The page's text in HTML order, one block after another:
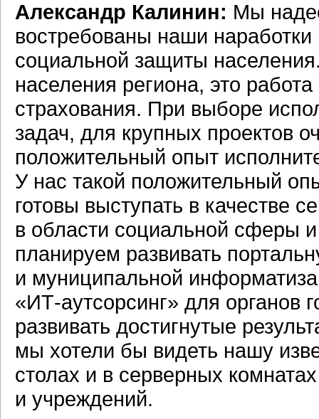
Александр Калинин: Мы
востребованы наши наработки
социальной защиты
населения региона, это
страхования. При выборе
задач, для крупных проектов
положительный опыт
У нас такой положительный
готовы выступать в качестве
в области социальной сферы
планируем развивать
и муниципальной
«ИТ-аутсорсинг» для органов
развивать достигнутые
мы хотели бы видеть нашу
столах и в серверных
и учреждений.